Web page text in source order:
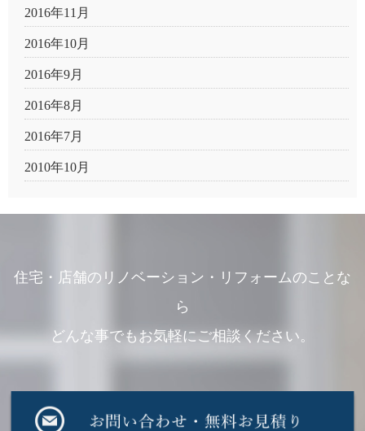
2016年11月
2016年10月
2016年9月
2016年8月
2016年7月
2010年10月
住宅・店舗のリノベーション・リフォームのことな
ら
どんな事でもお気軽にご相談ください。